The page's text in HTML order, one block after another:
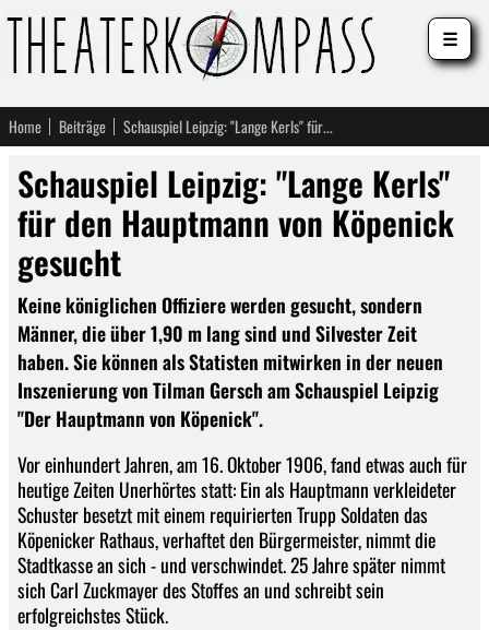
Home Beiträge Schauspiel Leipzig: "Lange Kerls" für den Hauptmann von Köpenick gesucht
Schauspiel Leipzig: "Lange Kerls"
für den Hauptmann von Köpenick
gesucht
Keine königlichen Offiziere werden gesucht, sondern
Männer, die über 1,90 m lang sind und Silvester Zeit
haben. Sie können als Statisten mitwirken in der neuen
Inszenierung von Tilman Gersch am Schauspiel Leipzig
"Der Hauptmann von Köpenick".
Vor einhundert Jahren, am 16. Oktober 1906, fand etwas auch für
heutige Zeiten Unerhörtes statt: Ein als Hauptmann verkleideter
Schuster besetzt mit einem requirierten Trupp Soldaten das
Köpenicker Rathaus, verhaftet den Bürgermeister, nimmt die
Stadtkasse an sich - und verschwindet. 25 Jahre später nimmt
sich Carl Zuckmayer des Stoffes an und schreibt sein
erfolgreichstes Stück.
☰